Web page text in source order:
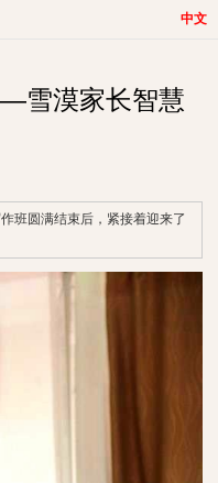
中文
雪漠家长智慧
班圆满结束后，紧接着迎来了